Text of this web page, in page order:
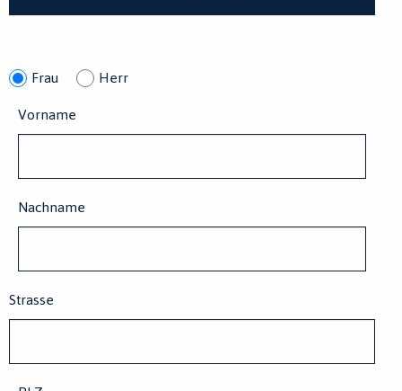
Frau
Herr
Vorname
Nachname
Strasse